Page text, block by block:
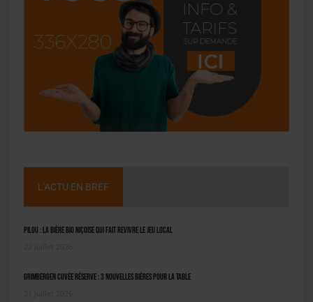
L'ACTU EN BREF
Pilou : la bière bio niçoise qui fait revivre le jeu local
Grimbergen Cuvée Réserve : 3 nouvelles bières pour la table